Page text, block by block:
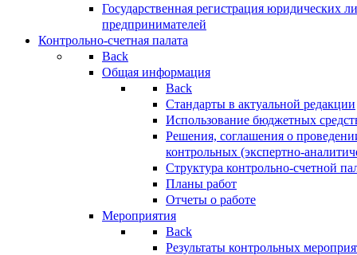
Государственная регистрация юридических
предпринимателей
Контрольно-счетная палата
Back
Общая информация
Back
Стандарты в актуальной редакции
Использование бюджетных
Решения, соглашения о
контрольных (экспертно-
Структура контрольно-счетной
Планы работ
Отчеты о работе
Мероприятия
Back
Результаты контрольных